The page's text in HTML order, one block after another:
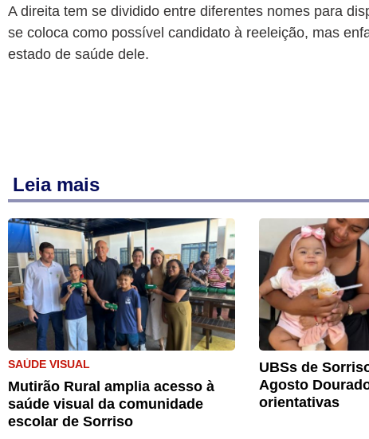
A direita tem se dividido entre diferentes nomes para
se coloca como possível candidato à reeleição, mas
estado de saúde dele.
Leia mais
SAÚDE VISUAL
Mutirão Rural amplia acesso à
saúde visual da comunidade
escolar de Sorriso
UBSs de
Agosto
orientativas